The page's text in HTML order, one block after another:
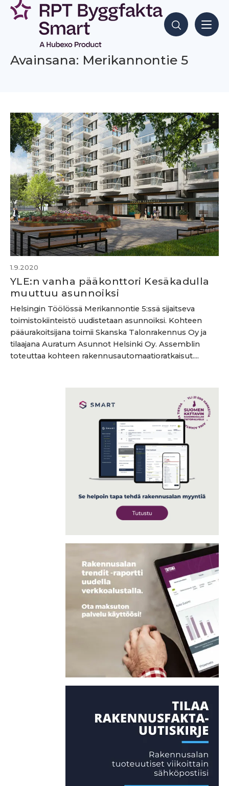
Siirry
sisältöön
Hae sisältöjä
Avainsana: Merikannontie 5
1.9.2020
YLE:n vanha pääkonttori Kesäkadulla
muuttuu asunnoiksi
Helsingin Töölössä Merikannontie 5:ssä sijaitseva
toimistokiinteistö uudistetaan asunnoiksi. Kohteen
pääurakoitsijana toimii Skanska Talonrakennus Oy ja
tilaajana Auratum Asunnot Helsinki Oy. Assemblin
toteuttaa kohteen rakennusautomaatioratkaisut....